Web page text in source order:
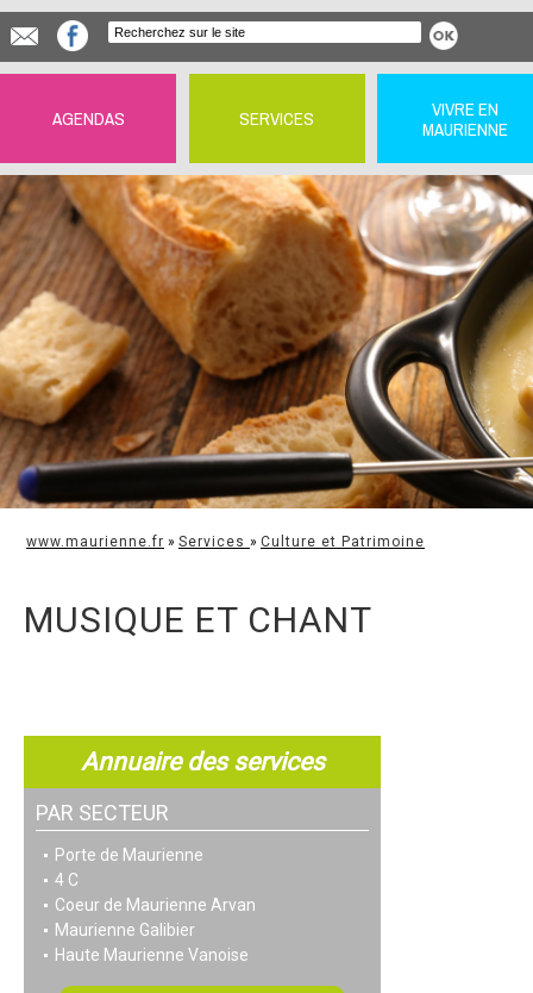
AGENDAS SERVICES
VIVRE EN
MAURIENNE
www.maurienne.fr » Services » Culture et Patrimoine
MUSIQUE ET CHANT
Annuaire des services
PAR SECTEUR
Porte de Maurienne
4 C
Coeur de Maurienne Arvan
Maurienne Galibier
Haute Maurienne Vanoise